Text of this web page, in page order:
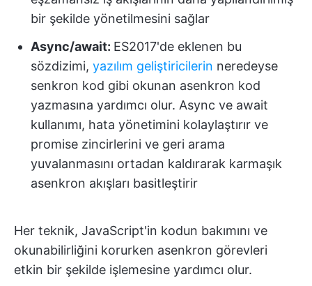
bir şekilde yönetilmesini sağlar
Async/await: ES2017'de eklenen bu
sözdizimi, yazılım geliştiricilerin neredeyse
senkron kod gibi okunan asenkron kod
yazmasına yardımcı olur. Async ve await
kullanımı, hata yönetimini kolaylaştırır ve
promise zincirlerini ve geri arama
yuvalanmasını ortadan kaldırarak karmaşık
asenkron akışları basitleştirir
Her teknik, JavaScript'in kodun bakımını ve
okunabilirliğini korurken asenkron görevleri
etkin bir şekilde işlemesine yardımcı olur.